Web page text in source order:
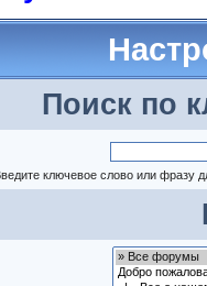
Поиск по
ключевое слово или фразу